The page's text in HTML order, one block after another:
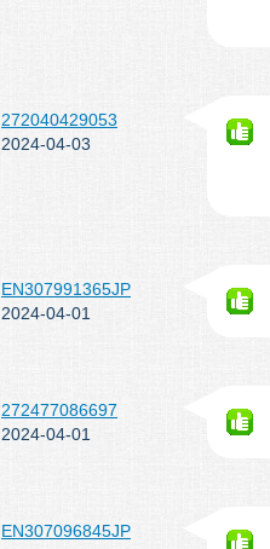
272040429053
2024-04-03
EN307991365JP
2024-04-01
272477086697
2024-04-01
EN307096845JP